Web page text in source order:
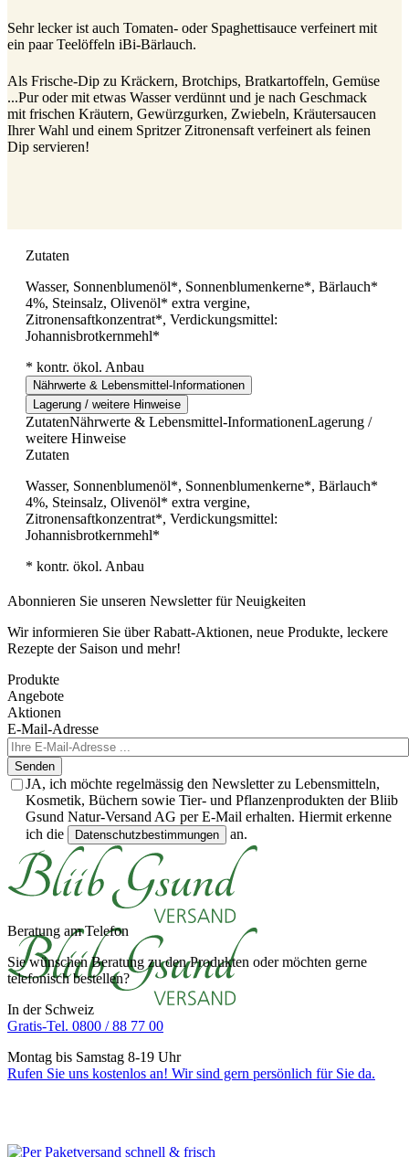
Sehr lecker ist auch Tomaten- oder Spaghettisauce verfeinert mit
ein paar Teelöffeln iBi-Bärlauch.
Als Frische-Dip zu Kräckern, Brotchips, Bratkartoffeln, Gemüse
...Pur oder mit etwas Wasser verdünnt und je nach Geschmack
mit frischen Kräutern, Gewürzgurken, Zwiebeln, Kräutersaucen
Ihrer Wahl und einem Spritzer Zitronensaft verfeinert als feinen
Dip servieren!
Zutaten
Wasser, Sonnenblumenöl*, Sonnenblumenkerne*, Bärlauch*
4%, Steinsalz, Olivenöl* extra vergine,
Zitronensaftkonzentrat*, Verdickungsmittel:
Johannisbrotkernmehl*
* kontr. ökol. Anbau
Nährwerte & Lebensmittel-Informationen
Lagerung / weitere Hinweise
ZutatenNährwerte & Lebensmittel-InformationenLagerung /
weitere Hinweise
Zutaten
Wasser, Sonnenblumenöl*, Sonnenblumenkerne*, Bärlauch*
4%, Steinsalz, Olivenöl* extra vergine,
Zitronensaftkonzentrat*, Verdickungsmittel:
Johannisbrotkernmehl*
* kontr. ökol. Anbau
Abonnieren Sie unseren Newsletter für Neuigkeiten
Wir informieren Sie über Rabatt-Aktionen, neue Produkte, leckere
Rezepte der Saison und mehr!
Produkte
Angebote
Aktionen
E-Mail-Adresse
Senden
JA, ich möchte regelmässig den Newsletter zu Lebensmitteln,
Kosmetik, Büchern sowie Tier- und Pflanzenprodukten der Bliib
Gsund Natur-Versand AG per E-Mail erhalten. Hiermit erkenne
ich die
Datenschutzbestimmungen an.
Beratung am Telefon
Sie wünschen Beratung zu den Produkten oder möchten gerne
telefonisch bestellen?
In der Schweiz
Gratis-Tel. 0800 / 88 77 00
Montag bis Samstag 8-19 Uhr
Rufen Sie uns kostenlos an! Wir sind gern persönlich für Sie da.